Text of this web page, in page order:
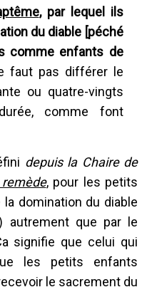
, par lequel ils
du diable [péché
comme enfants de
faut pas différer le
ou quatre-vingts
comme font
depuis la Chaire de
, pour les petits
la domination du diable
autrement que par le
signifie que celui qui
les petits enfants
le sacrement du